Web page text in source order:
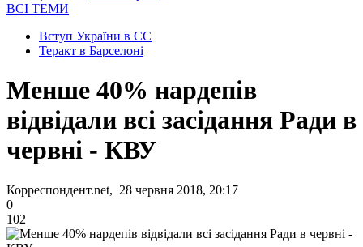
ВСІ ТЕМИ
Вступ України в ЄС
Теракт в Барселоні
Менше 40% нардепів
відвідали всі засідання Ради в
червні - КВУ
Корреспондент.net, 28 червня 2018, 20:17
0
102